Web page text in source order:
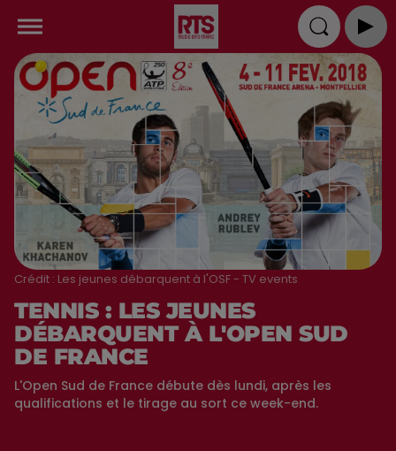
Crédit : Les jeunes débarquent à l'OSF - TV events
TENNIS : LES JEUNES
DÉBARQUENT À L'OPEN SUD
DE FRANCE
L'Open Sud de France débute dès lundi, après les
qualifications et le tirage au sort ce week-end.